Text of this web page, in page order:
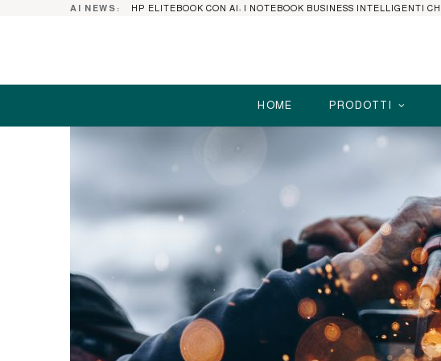
AI NEWS:
HOME PRODOTTI